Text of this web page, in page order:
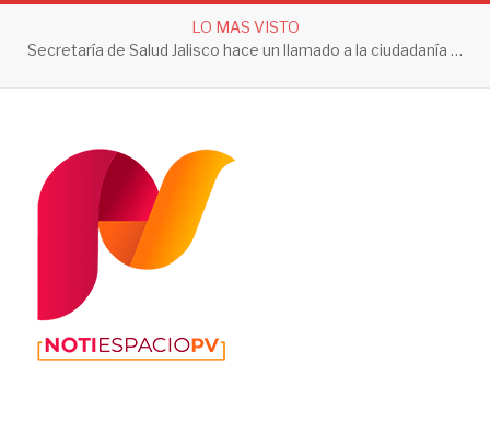
LO MAS VISTO
Secretaría de Salud Jalisco hace un llamado a la ciudadanía a tomar acciones contra el dengue en esta temporada de lluvias